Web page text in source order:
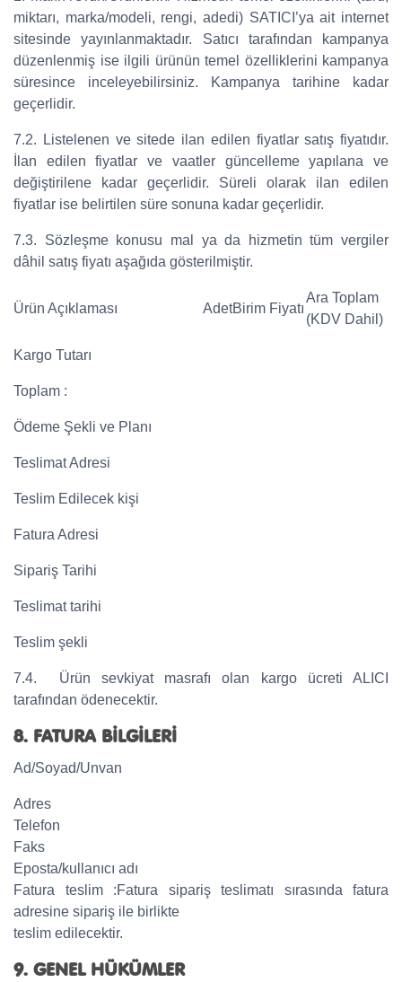
miktarı, marka/modeli, rengi, adedi) SATICI’ya ait internet
sitesinde yayınlanmaktadır. Satıcı tarafından kampanya
düzenlenmiş ise ilgili ürünün temel özelliklerini kampanya
süresince inceleyebilirsiniz. Kampanya tarihine kadar
geçerlidir.
7.2. Listelenen ve sitede ilan edilen fiyatlar satış fiyatıdır.
İlan edilen fiyatlar ve vaatler güncelleme yapılana ve
değiştirilene kadar geçerlidir. Süreli olarak ilan edilen
fiyatlar ise belirtilen süre sonuna kadar geçerlidir.
7.3. Sözleşme konusu mal ya da hizmetin tüm vergiler
dâhil satış fiyatı aşağıda gösterilmiştir.
Ürün Açıklaması AdetBirim Fiyatı
Ara Toplam
(KDV Dahil)
Kargo Tutarı
Toplam :
Ödeme Şekli ve Planı
Teslimat Adresi
Teslim Edilecek kişi
Fatura Adresi
Sipariş Tarihi
Teslimat tarihi
Teslim şekli
7.4. Ürün sevkiyat masrafı olan kargo ücreti ALICI
tarafından ödenecektir.
8. FATURA BİLGİLERİ
Ad/Soyad/Unvan
Adres
Telefon
Faks
Eposta/kullanıcı adı
Fatura teslim :Fatura sipariş teslimatı sırasında fatura
adresine sipariş ile birlikte
teslim edilecektir.
9. GENEL HÜKÜMLER